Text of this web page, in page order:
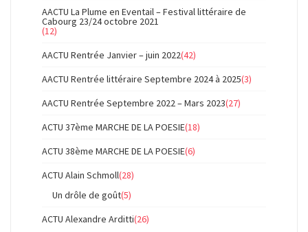
AACTU La Plume en Eventail – Festival littéraire de
Cabourg 23/24 octobre 2021
(12)
AACTU Rentrée Janvier – juin 2022(42)
AACTU Rentrée littéraire Septembre 2024 à 2025(3)
AACTU Rentrée Septembre 2022 – Mars 2023(27)
ACTU 37ème MARCHE DE LA POESIE(18)
ACTU 38ème MARCHE DE LA POESIE(6)
ACTU Alain Schmoll(28)
Un drôle de goût(5)
ACTU Alexandre Arditti(26)